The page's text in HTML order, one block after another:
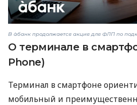
В àбанк продолжается акция для ФЛП по
О терминале в
Phone)
Терминал в смартфоне
мобильный и